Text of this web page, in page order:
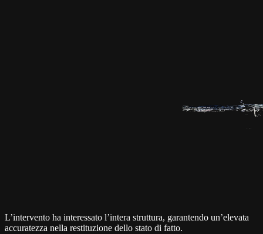
L’intervento ha interessato l’intera struttura, garantendo un’elevata
accuratezza nella restituzione dello stato di fatto.